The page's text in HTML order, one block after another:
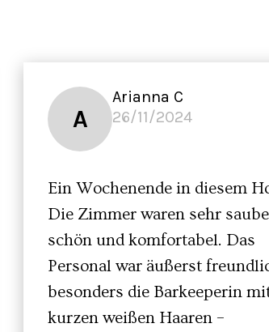
A
Arianna C
26/11/2024
Ein Wochenende in diesem
Die Zimmer waren sehr
schön und komfortabel. Das
Personal war äußerst
besonders die Barkeeperin
kurzen weißen Haaren –